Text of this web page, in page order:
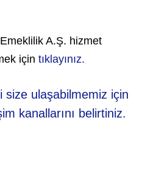
A.Ş. hizmet
için tıklayınız.
size ulaşabilmemiz için
kanallarını belirtiniz.